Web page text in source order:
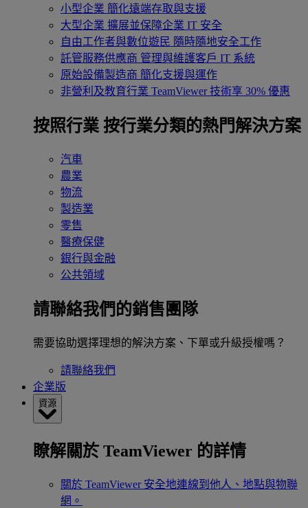
小型企業 簡化遠端存取與支援
大型企業 擴展並保障企業 IT 安全
自由工作者與數位遊民 隨時隨地安全工作
託管服務供應商 管理與維護客戶 IT 系統
原始設備製造商 簡化支援與運作
非營利及教育行業 TeamViewer 技術享 30% 優惠
按照行業 按行業分類的熱門解決方案
汽車
農業
物流
製造業
零售
醫療保健
銀行與金融
公共領域
請聯絡我們的銷售團隊
需要協助選擇理想的解決方案、下單或升級授權嗎？
請聯絡我們
企業版
資源
瞭解關於 TeamViewer 的詳情
關於 TeamViewer 安全地連線到他人、地點與物聯
網。